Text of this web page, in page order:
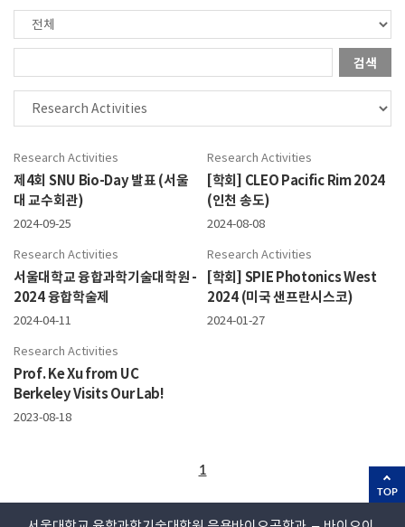
검색
Research Activities
제4회 SNU Bio-Day 발표 (서울
대 교수회관)
2024-09-25
Research Activities
[학회] CLEO Pacific Rim 2024
(인천 송도)
2024-08-08
Research Activities
서울대학교 융합과학기술대학원 -
2024 융합학술제
2024-04-11
Research Activities
[학회] SPIE Photonics West
2024 (미국 샌프란시스코)
2024-01-27
Research Activities
Prof. Ke Xu from UC
Berkeley Visits Our Lab!
2023-08-18
1
TOP